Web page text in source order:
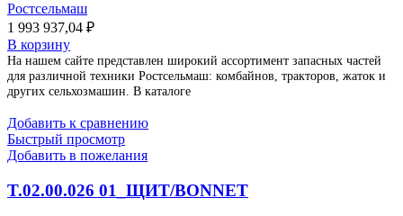
Ростсельмаш
1 993 937,04 ₽
В корзину
На нашем сайте представлен широкий ассортимент запасных частей
для различной техники Ростсельмаш: комбайнов, тракторов, жаток и
других сельхозмашин. В каталоге
Добавить к сравнению
Быстрый просмотр
Добавить в пожелания
T.02.00.026 01_ЩИТ/BONNET